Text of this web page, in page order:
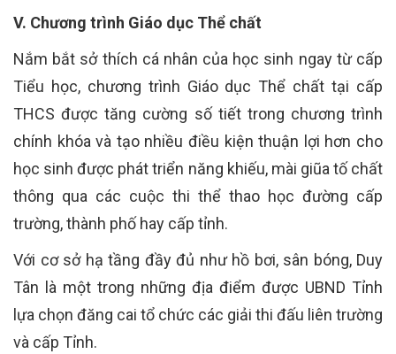
V. Chương trình Giáo dục Thể chất
Nắm bắt sở thích cá nhân của học sinh ngay từ cấp
Tiểu học, chương trình Giáo dục Thể chất tại cấp
THCS được tăng cường số tiết trong chương trình
chính khóa và tạo nhiều điều kiện thuận lợi hơn cho
học sinh được phát triển năng khiếu, mài giũa tố chất
thông qua các cuộc thi thể thao học đường cấp
trường, thành phố hay cấp tỉnh.
Với cơ sở hạ tầng đầy đủ như hồ bơi, sân bóng, Duy
Tân là một trong những địa điểm được UBND Tỉnh
lựa chọn đăng cai tổ chức các giải thi đấu liên trường
và cấp Tỉnh.